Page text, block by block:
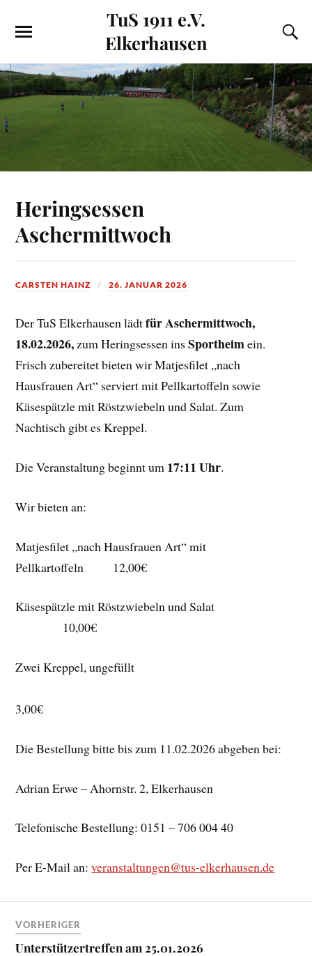
TuS 1911 e.V.
Elkerhausen
Heringsessen
Aschermittwoch
CARSTEN HAINZ 26. JANUAR 2026
Der TuS Elkerhausen lädtfür Aschermittwoch,
18.02.2026,zum Heringsessen insSportheimein.
Frisch zubereitet bieten wir Matjesfilet „nach
Hausfrauen Art“ serviert mit Pellkartoffeln sowie
Käsespätzle mit Röstzwiebeln und Salat. Zum
Nachtisch gibt es Kreppel.
Die Veranstaltung beginnt um 17:11 Uhr.
Wir bieten an:
Matjesfilet „nach Hausfrauen Art“ mit
Pellkartoffeln 12,00€
Käsespätzle mit Röstzwiebeln und Salat
10,00€
Zwei Kreppel, ungefüllt
3,00€
Die Bestellung bitte bis zum 11.02.2026 abgeben bei:
Adrian Erwe – Ahornstr. 2, Elkerhausen
Telefonische Bestellung: 0151 – 706 004 40
Per E-Mail an:veranstaltungen@tus-elkerhausen.de
VORHERIGER
Unterstützertreffen am 25.01.2026